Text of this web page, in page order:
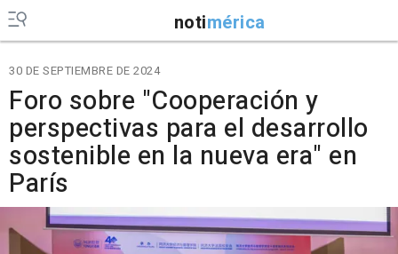
notimérica
30 DE SEPTIEMBRE DE 2024
Foro sobre "Cooperación y
perspectivas para el desarrollo
sostenible en la nueva era" en
París